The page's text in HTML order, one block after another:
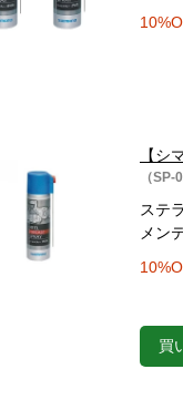
【シ
（SP-
ステ
メン
買